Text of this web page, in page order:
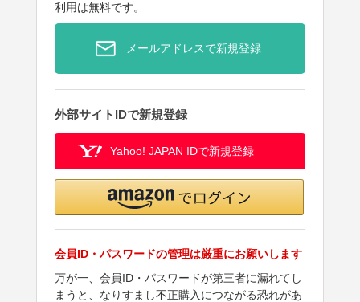
利用は無料です。
メールアドレスで新規登録
外部サイトIDで新規登録
Yahoo! JAPAN IDで新規登録
会員ID・パスワードの管理は厳重にお願いします
万が一、会員ID・パスワードが第三者に漏れてし
まうと、なりすまし不正購入につながる恐れがあ